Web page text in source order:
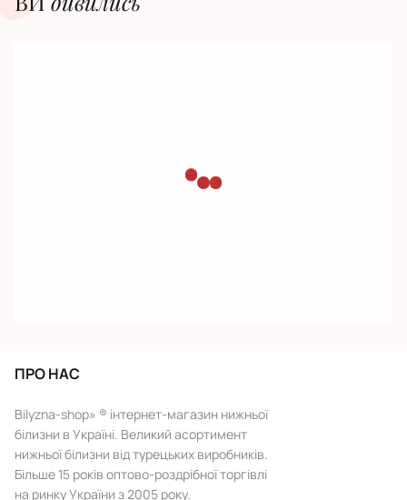
ПРО НАС
Bilyzna-shop» ® інтернет-магазин нижньої
білизни в Україні. Великий асортимент
нижньої білизни від турецьких виробників.
Більше 15 років оптово-роздрібної торгівлі
на ринку України з 2005 року.